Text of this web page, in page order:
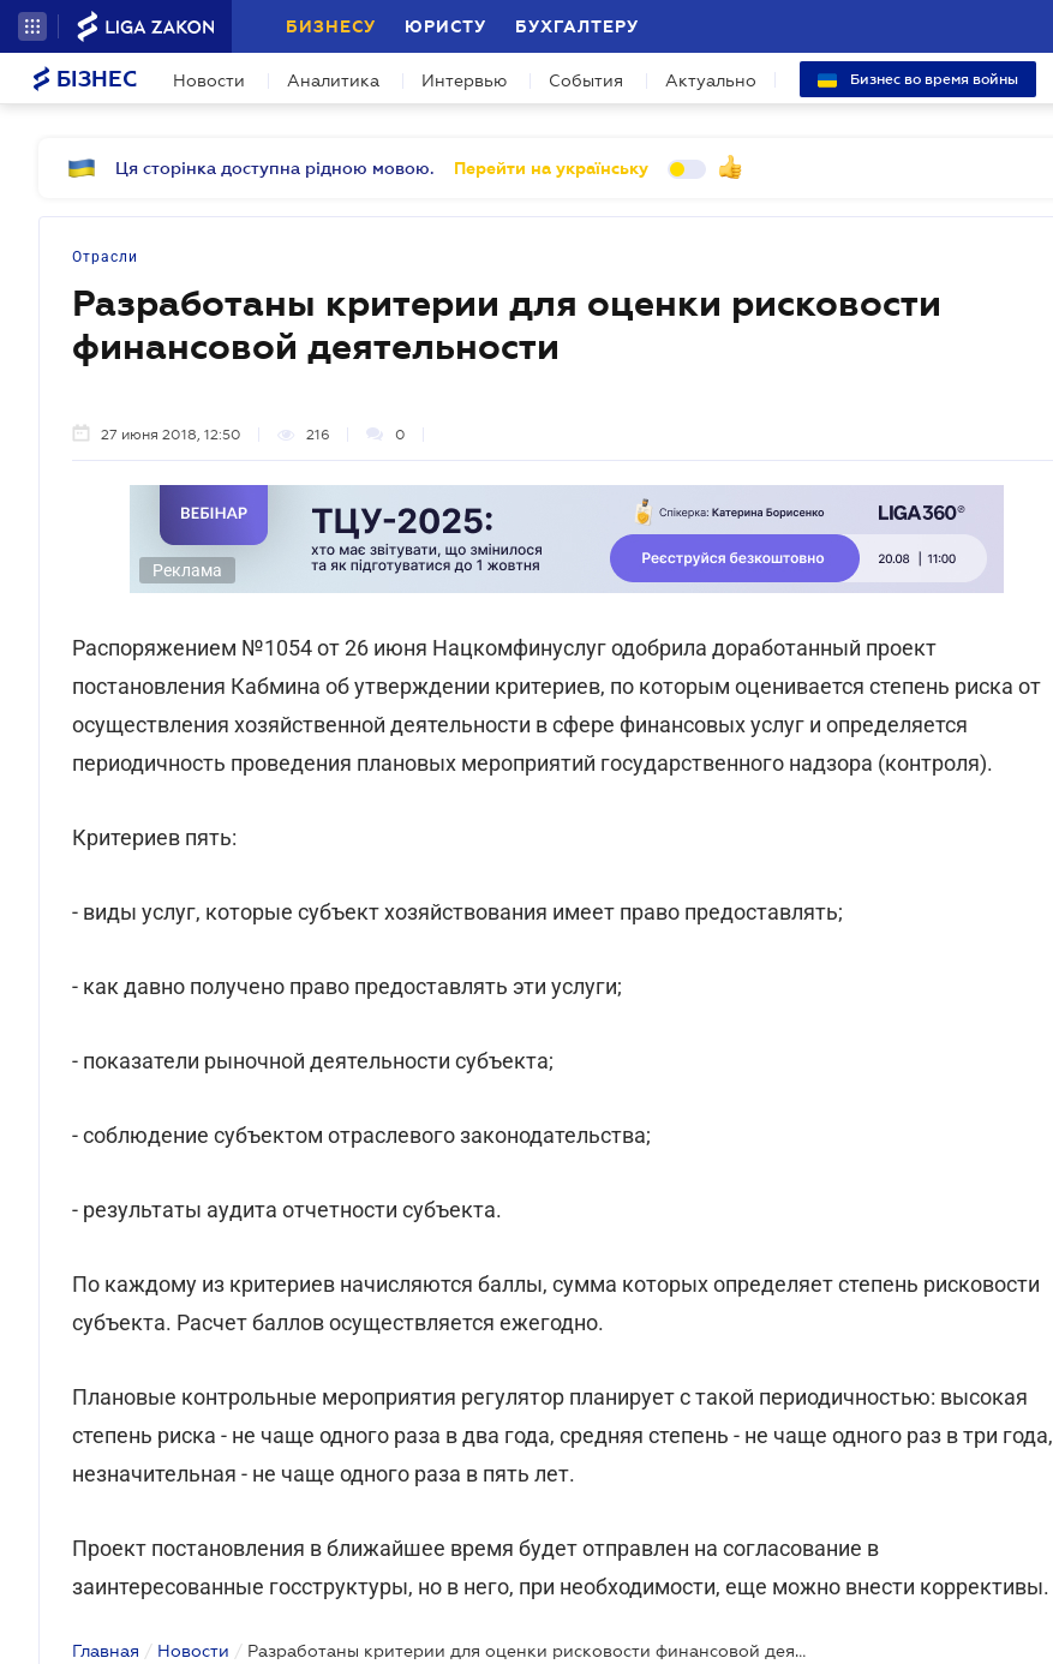
БИЗНЕСУ ЮРИСТУ БУХГАЛТЕРУ
БІЗНЕС Новости Аналитика Интервью События Актуально Бизнес во время войны
Ця сторінка доступна рідною мовою. Перейти на українську
Отрасли
Разработаны критерии для оценки рисковости
финансовой деятельности
27 июня 2018, 12:50 216 0
Реклама
Распоряжением №1054 от 26 июня Нацкомфинуслуг одобрила доработанный проект
постановления Кабмина об утверждении критериев, по которым оценивается степень риска от
осуществления хозяйственной деятельности в сфере финансовых услуг и определяется
периодичность проведения плановых мероприятий государственного надзора (контроля).
Критериев пять:
- виды услуг, которые субъект хозяйствования имеет право предоставлять;
- как давно получено право предоставлять эти услуги;
- показатели рыночной деятельности субъекта;
- соблюдение субъектом отраслевого законодательства;
- результаты аудита отчетности субъекта.
По каждому из критериев начисляются баллы, сумма которых определяет степень рисковости
субъекта. Расчет баллов осуществляется ежегодно.
Плановые контрольные мероприятия регулятор планирует с такой периодичностью: высокая
степень риска - не чаще одного раза в два года, средняя степень - не чаще одного раз в три года,
незначительная - не чаще одного раза в пять лет.
Проект постановления в ближайшее время будет отправлен на согласование в
заинтересованные госструктуры, но в него, при необходимости, еще можно внести коррективы.
Главная / Новости / Разработаны критерии для оценки рисковости финансовой деятельности